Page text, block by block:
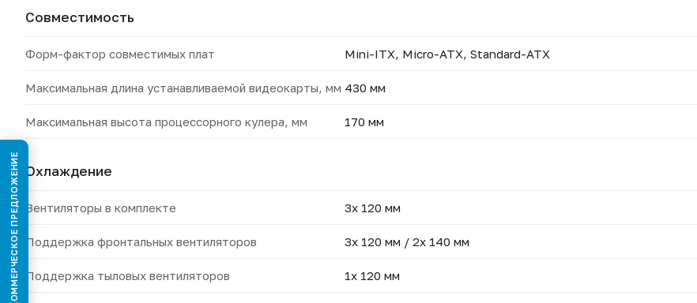
Совместимость
Форм-фактор совместимых плат Mini-ITX, Micro-ATX, Standard-ATX
Максимальная длина устанавливаемой видеокарты, мм 430 мм
Максимальная высота процессорного кулера, мм 170 мм
Охлаждение
Вентиляторы в комплекте 3x 120 мм
Поддержка фронтальных вентиляторов 3x 120 мм / 2x 140 мм
Поддержка тыловых вентиляторов 1x 120 мм
КОММЕРЧЕСКОЕ ПРЕДЛОЖЕНИЕ